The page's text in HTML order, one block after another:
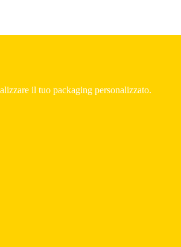
il tuo packaging personalizzato.